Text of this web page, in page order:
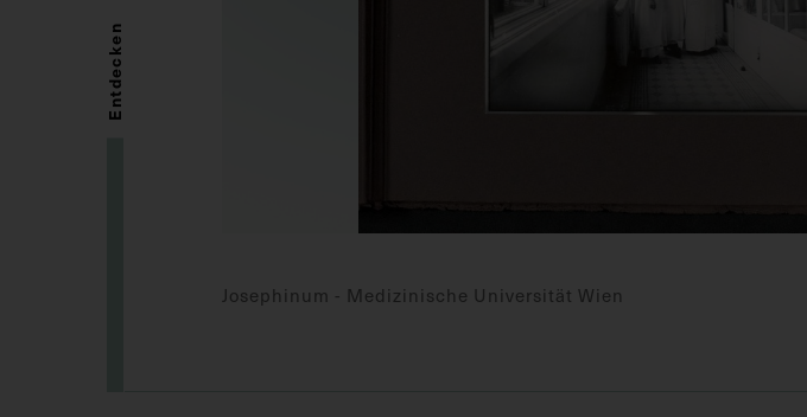
Josephinum - Medizinische Universität Wien
Entdecken